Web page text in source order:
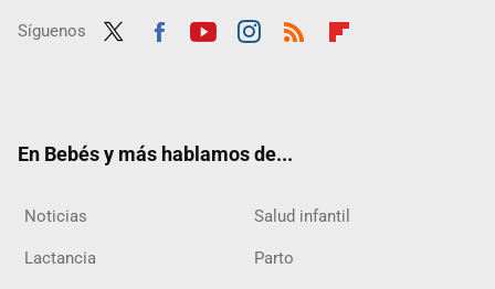
Síguenos
En Bebés y más hablamos de...
Noticias Salud infantil
Lactancia Parto